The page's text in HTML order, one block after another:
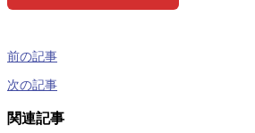
前の記事
次の記事
関連記事